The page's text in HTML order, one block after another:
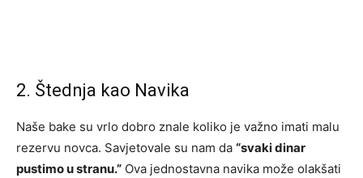
2. Štednja kao Navika
Naše bake su vrlo dobro znale koliko je važno imati malu
rezervu novca. Savjetovale su nam da “svaki dinar
pustimo u stranu.” Ova jednostavna navika može olakšati